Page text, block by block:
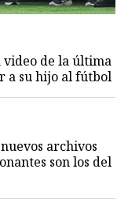
video de la última
a su hijo al fútbol
archivos
son los del